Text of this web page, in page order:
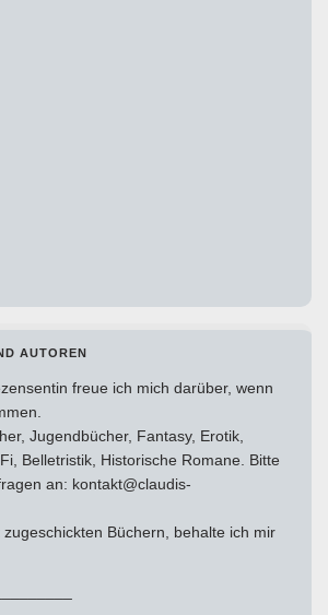
AUTOREN
freue ich mich darüber, wenn
Jugendbücher, Fantasy, Erotik,
Belletristik, Historische Romane. Bitte
an: kontakt@claudis-
Büchern, behalte ich mir